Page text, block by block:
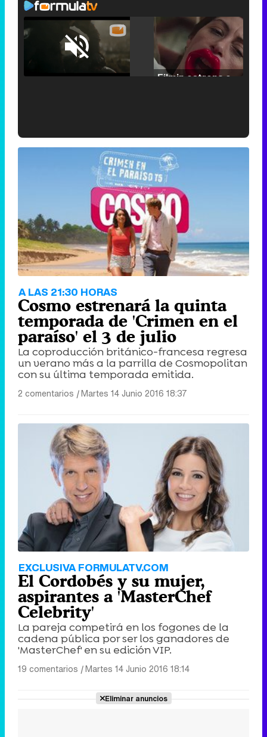
Unmute /
'120 Minutos' celebra sus 2.000 programas en Telemadrid con un vídeo del día a día en la redacción
Tráiler de la tercera temporada de 'The Walking Dead: Dead City' de AMC+
A LAS 21:30 HORAS
Cosmo estrenará la quinta
temporada de 'Crimen en el
paraíso' el 3 de julio
La coproducción británico-francesa regresa
un verano más a la parrilla de Cosmopolitan
con su última temporada emitida.
2 comentarios |Martes 14 Junio 2016 18:37
EXCLUSIVA FORMULATV.COM
El Cordobés y su mujer,
aspirantes a 'MasterChef
Celebrity'
La pareja competirá en los fogones de la
cadena pública por ser los ganadores de
'MasterChef' en su edición VIP.
19 comentarios |Martes 14 Junio 2016 18:14
Eliminar anuncios